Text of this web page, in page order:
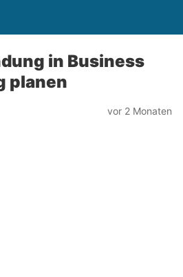
in Business
planen
vor 2 Monaten